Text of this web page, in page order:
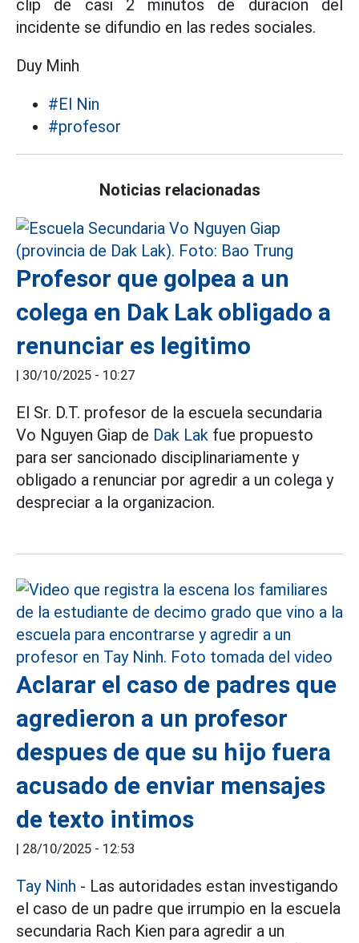
clip de casi 2 minutos de duracion del
incidente se difundio en las redes sociales.
Duy Minh
#El Nin
#profesor
Noticias relacionadas
Profesor que golpea a un
colega en Dak Lak obligado a
renunciar es legitimo
| 30/10/2025 - 10:27
El Sr. D.T. profesor de la escuela secundaria
Vo Nguyen Giap de Dak Lak fue propuesto
para ser sancionado disciplinariamente y
obligado a renunciar por agredir a un colega y
despreciar a la organizacion.
Aclarar el caso de padres que
agredieron a un profesor
despues de que su hijo fuera
acusado de enviar mensajes
de texto intimos
| 28/10/2025 - 12:53
Tay Ninh - Las autoridades estan investigando
el caso de un padre que irrumpio en la escuela
secundaria Rach Kien para agredir a un